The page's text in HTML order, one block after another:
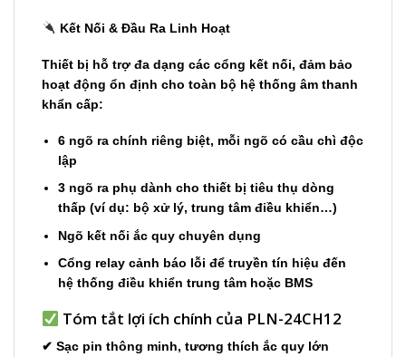
Kết Nối & Đầu Ra Linh Hoạt
Thiết bị hỗ trợ đa dạng các cổng kết nối, đảm bảo
hoạt động ổn định cho toàn bộ hệ thống âm thanh
khẩn cấp:
6 ngõ ra chính riêng biệt, mỗi ngõ có cầu chìđộc
lập
3 ngõ ra phụ dành cho thiết bị tiêu thụ dòng
thấp (ví dụ: bộ xửlý, trung tâmđiều khiển…)
Ngõ kết nốiắc quy chuyên dụng
Cổng relay cảnh báo lỗiđể truyền tín hiệuđến
hệ thốngđiều khiển trung tâm hoặc BMS
Tóm tắt lợi ích chính của PLN-24CH12
✔ Sạc pin thông minh, tương thích ắc quy lớn